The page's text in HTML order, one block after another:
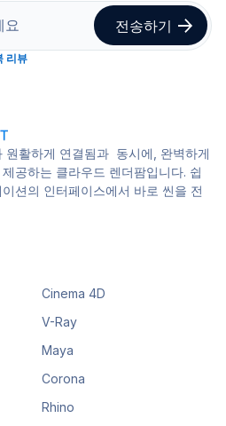
리뷰
원활하게 연결됨과 동시에, 완벽하게
공하는 클라우드 렌더팜입니다. 쉽
션의 인터페이스에서 바로 씬을 전
Cinema 4D
V-Ray
Maya
Corona
Rhino